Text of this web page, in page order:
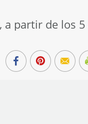
partir de los 5